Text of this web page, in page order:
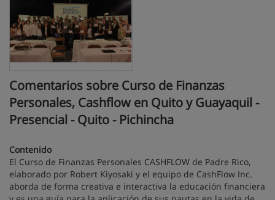
Comentarios sobre Curso de Finanzas
Personales, Cashflow en Quito y Guayaquil -
Presencial - Quito - Pichincha
Contenido
El Curso de Finanzas Personales CASHFLOW de Padre Rico,
elaborado por Robert Kiyosaki y el equipo de CashFlow Inc.
aborda de forma creativa e interactiva la educación financiera